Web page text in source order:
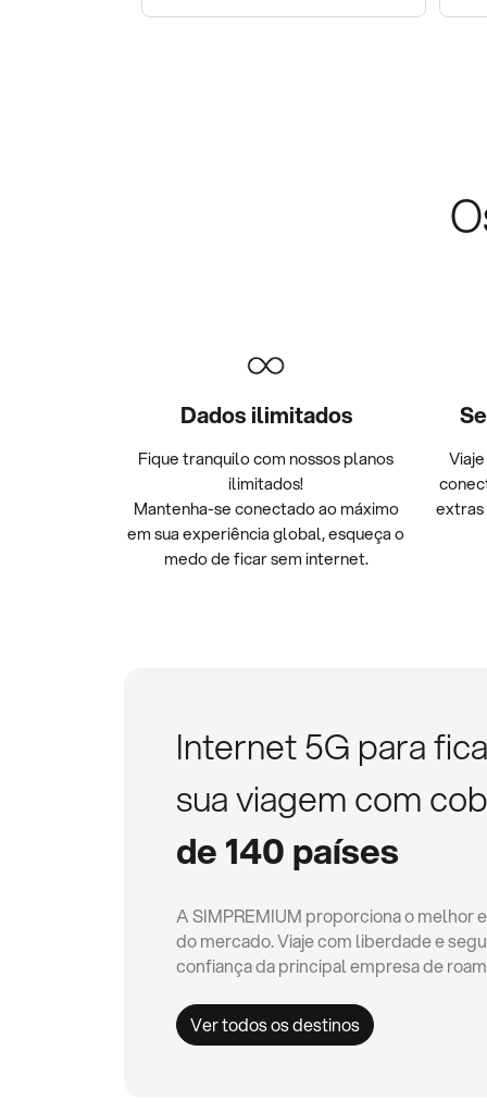
Dados ilimitados
Fique tranquilo com nossos planos
ilimitados!
Mantenha-se conectado ao máximo
em sua experiência global, esqueça o
medo de ficar sem internet.
extras
Internet 5G para
sua viagem com
de 140 países
A SIMPREMIUM proporciona o melhor
do mercado. Viaje com liberdade e
confiança da principal empresa de
Ver todos os destinos
Congo (Brazzaville)
A partir de
Iraque
A partir